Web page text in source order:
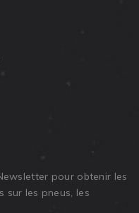
pour obtenir les
sur les pneus, les